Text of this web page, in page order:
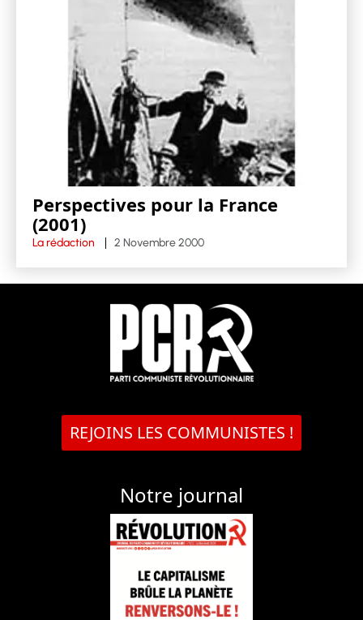
Perspectives pour la France
(2001)
La rédaction 2 Novembre 2000
REJOINS LES COMMUNISTES !
Notre journal